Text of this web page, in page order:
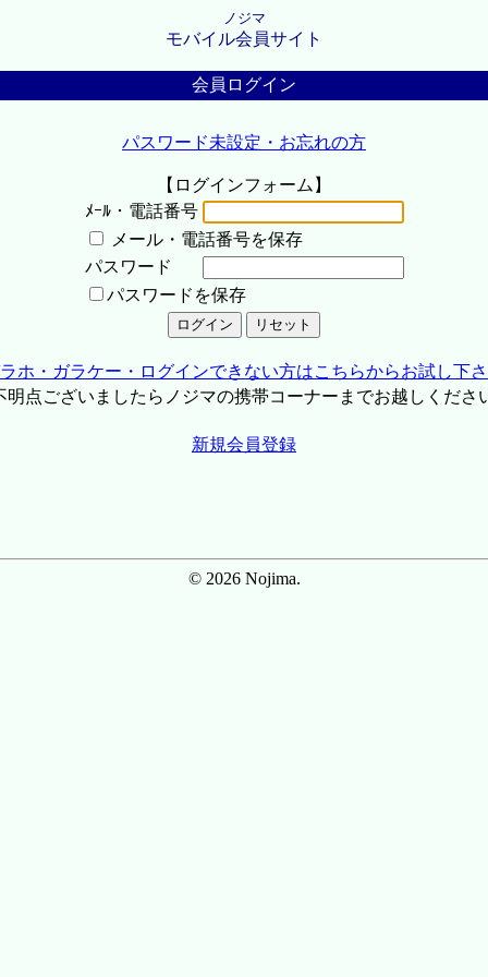
ノジマ
モバイル会員サイト
会員ログイン
パスワード未設定・お忘れの方
【ログインフォーム】
ﾒｰﾙ・電話番号
メール・電話番号を保存
パスワード
パスワードを保存
ホ・ガラケー・ログインできない方はこちらからお試し下
点ございましたらノジマの携帯コーナーまでお越しくださ
新規会員登録
© 2026 Nojima.